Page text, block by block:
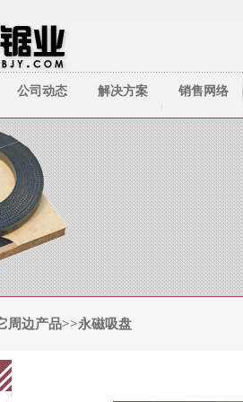
公司动态
公司新闻
行业新闻
解决方案
技术资料
销售网络
周边产品>>永磁吸盘